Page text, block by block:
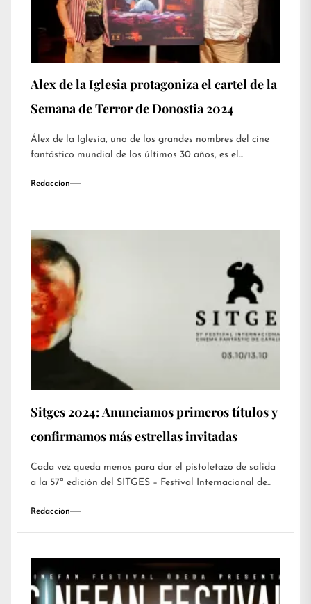
Alex de la Iglesia protagoniza el cartel de la
Semana de Terror de Donostia 2024
Álex de la Iglesia, uno de los grandes nombres del cine
fantástico mundial de los últimos 30 años, es el...
Redaccion
Sitges 2024: Anunciamos primeros títulos y
confirmamos más estrellas invitadas
Cada vez queda menos para dar el pistoletazo de salida
a la 57ª edición del SITGES – Festival Internacional de...
Redaccion